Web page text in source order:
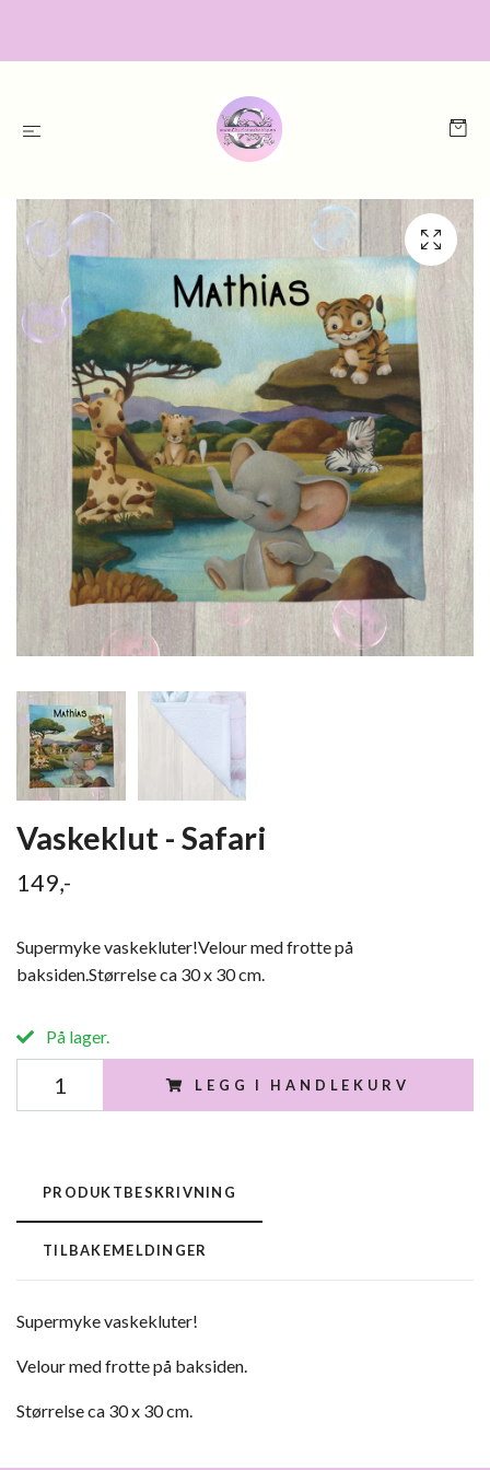
Vaskeklut - Safari
149,-
Supermyke vaskekluter!Velour med frotte på
baksiden.Størrelse ca 30 x 30 cm.
På lager.
LEGG I HANDLEKURV
PRODUKTBESKRIVNING
TILBAKEMELDINGER
Supermyke vaskekluter!
Velour med frotte på baksiden.
Størrelse ca 30 x 30 cm.